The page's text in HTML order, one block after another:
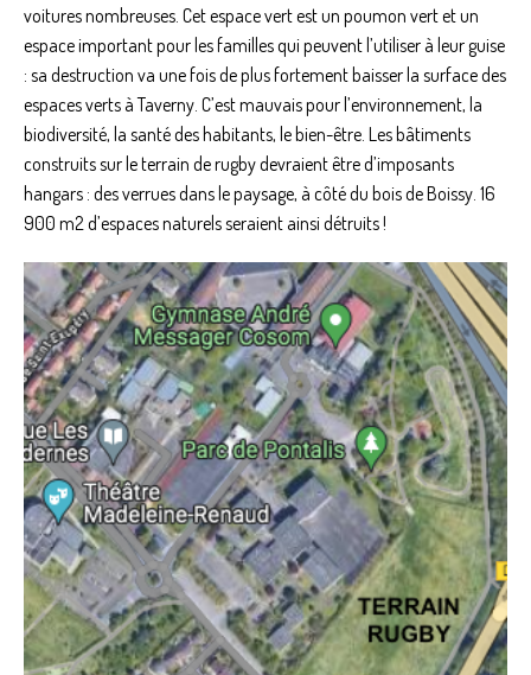
voitures nombreuses. Cet espace vert est un poumon vert et un
espace important pour les familles qui peuvent l’utiliser à leur guise
: sa destruction va une fois de plus fortement baisser la surface des
espaces verts à Taverny. C’est mauvais pour l’environnement, la
biodiversité, la santé des habitants, le bien-être. Les bâtiments
construits sur le terrain de rugby devraient être d’imposants
hangars : des verrues dans le paysage, à côté du bois de Boissy. 16
900 m2 d’espaces naturels seraient ainsi détruits !